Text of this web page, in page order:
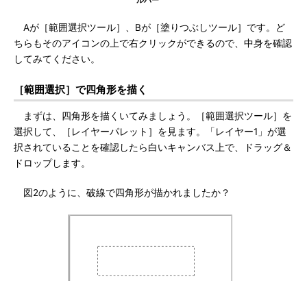
Aが［範囲選択ツール］、Bが［塗りつぶしツール］です。ど
ちらもそのアイコンの上で右クリックができるので、中身を確認
してみてください。
［範囲選択］で四角形を描く
まずは、四角形を描くいてみましょう。［範囲選択ツール］を
選択して、［レイヤーパレット］を見ます。「レイヤー1」が選
択されていることを確認したら白いキャンバス上で、ドラッグ＆
ドロップします。
図2のように、破線で四角形が描かれましたか？